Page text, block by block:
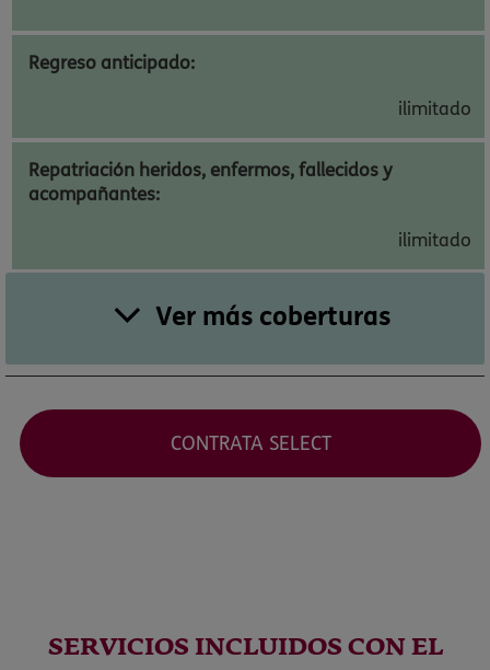
Regreso anticipado:
ilimitado
Repatriación heridos, enfermos, fallecidos y
acompañantes:
ilimitado
Ver más coberturas
CONTRATA SELECT
SERVICIOS INCLUIDOS CON EL